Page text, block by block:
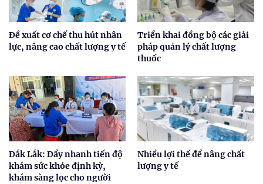
Đề xuất cơ chế thu hút nhân
lực, nâng cao chất lượng y tế
Triển khai đồng bộ các giải
pháp quản lý chất lượng
thuốc
Đắk Lắk: Đẩy nhanh tiến độ
khám sức khỏe định kỳ,
khám sàng lọc cho người
Nhiều lợi thế để nâng chất
lượng y tế